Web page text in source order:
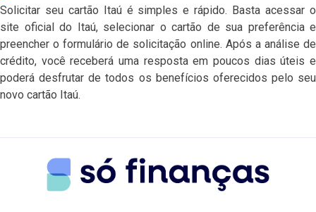
Solicitar seu cartão Itaú é simples e rápido. Basta acessar o
site oficial do Itaú, selecionar o cartão de sua preferência e
preencher o formulário de solicitação online. Após a análise de
crédito, você receberá uma resposta em poucos dias úteis e
poderá desfrutar de todos os benefícios oferecidos pelo seu
novo cartão Itaú.